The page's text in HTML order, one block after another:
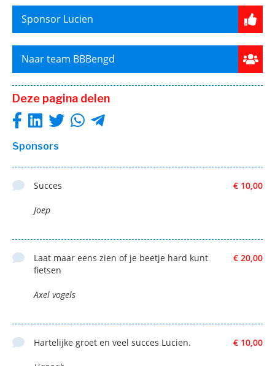
Sponsor Lucien
Naar team BBBengd
Deze pagina delen
Sponsors
€ 10,00
Succes
Joep
€ 20,00
Laat maar eens zien of je beetje hard kunt
fietsen
Axel vogels
€ 10,00
Hartelijke groet en veel succes Lucien.